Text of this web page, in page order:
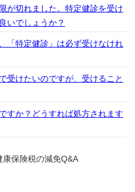
が切れました。特定健診を受け
いでしょうか？
「特定健診」は必ず受けなけれ
受けたいのですが、受けること
すか？どうすれば処方されます
保険税の減免Q&A